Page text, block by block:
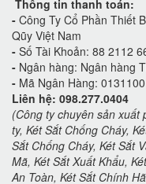
Thông tin thanh toán:
- Công Ty Cổ Phần Thiết
Qũy Việt Nam
- Số Tài Khoản: 88 2112
- Ngân hàng: Ngân hàng
- Mã Ngân Hàng:
Liên hệ: 098.277.0404
(Công ty chuyên sản xuất
ty, Két Sắt Chống Cháy,
Sắt Chống Cháy, Két Sắt
Mã, Két Sắt Xuất Khẩu,
An Toàn, Két Sắt Chính